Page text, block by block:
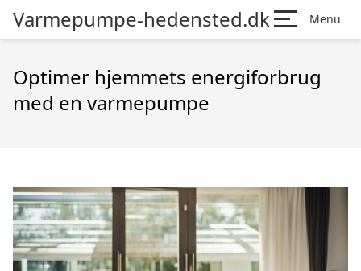
Varmepumpe-hedensted.dk Menu
Optimer hjemmets energiforbrug
med en varmepumpe